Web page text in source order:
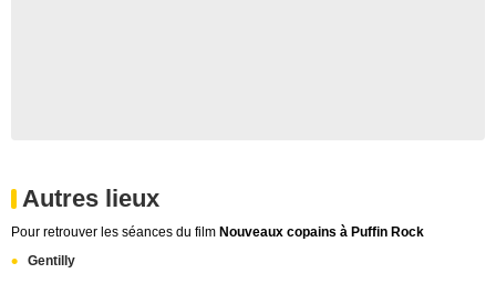
Autres lieux
Pour retrouver les séances du film Nouveaux copains à Puffin Rock
Gentilly